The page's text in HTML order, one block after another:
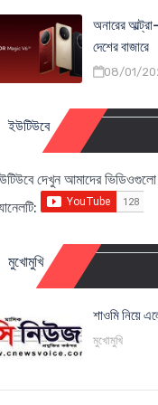
অনারের
দেশের বাজারে
08/01/
ইউটিউবে
দেখুন আমাদের
মুখোমুখি
শাওমি নিয়ে
মুখোমুখি